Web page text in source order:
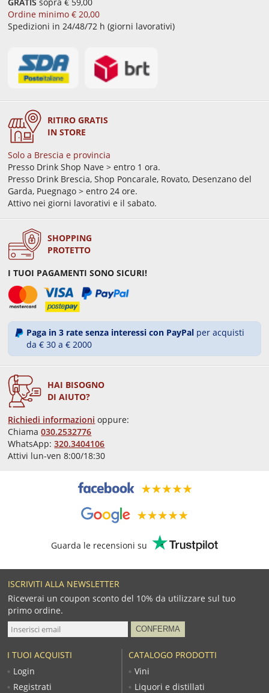
Ordine minimo € 20,00
Spedizioni in 24/48/72 h (giorni lavorativi)
RITIRO GRATIS
IN STORE
Solo a Brescia e provincia
Presso Drink Shop Nave > entro 1 ora.
Presso Drink Brescia, Shop Poncarale, Rovato, Desenzano del
Garda, Puegnago > entro 24 ore.
Attivo nei giorni lavorativi e il sabato.
SHOPPING
PROTETTO
I TUOI PAGAMENTI SONO SICURI!
Paga in 3 rate senza interessi con PayPal per acquisti
da € 30 a € 2000
HAI BISOGNO
DI AIUTO?
Richiedi informazioni oppure:
Chiama030.2532776
WhatsApp:320.3404106
Attivi lun-ven 8:00/18:30
Guarda le recensioni su
ISCRIVITI ALLA NEWSLETTER
Riceverai un coupon sconto del 10% da utilizzare sul tuo
primo ordine.
CATALOGO PRODOTTI
Vini
Liquori e distillati
I TUOI ACQUISTI
Login
Registrati